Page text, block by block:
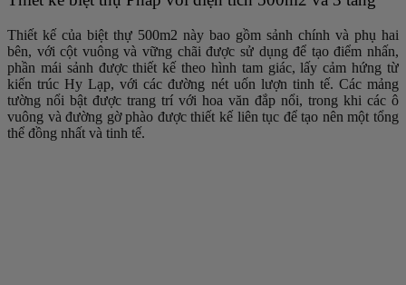
Thiết kế của biệt thự 500m2 này bao gồm sảnh chính và phụ hai
bên, với cột vuông và vững chãi được sử dụng để tạo điểm nhấn,
phần mái sảnh được thiết kế theo hình tam giác, lấy cảm hứng từ
kiến ​​trúc Hy Lạp, với các đường nét uốn lượn tinh tế. Các mảng
tường nổi bật được trang trí với hoa văn đắp nổi, trong khi các ô
vuông và đường gờ phào được thiết kế liên tục để tạo nên một tổng
thể đồng nhất và tinh tế.